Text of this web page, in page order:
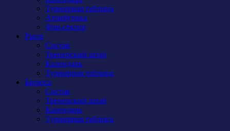
Турнирная таблица
Атрибутика
Фан-сектор
Рыси
Состав
Тренерский штаб
Календарь
Турнирная таблица
Бирюса
Состав
Тренерский штаб
Календарь
Турнирная таблица